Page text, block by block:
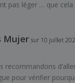
pas léger … que cela
Mujer sur 10 juillet
recommandons
pour vérifier